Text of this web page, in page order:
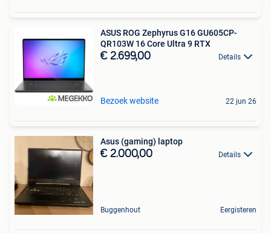
ASUS ROG Zephyrus G16 GU605CP-
QR103W 16 Core Ultra 9 RTX
€ 2.699,00 Details
Bezoek website 22 jun 26
Asus (gaming) laptop
€ 2.000,00 Details
Buggenhout Eergisteren